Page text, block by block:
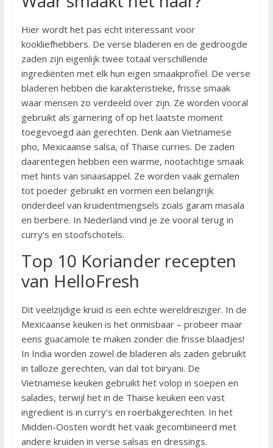
Hier wordt het pas echt interessant voor
kookliefhebbers. De verse bladeren en de gedroogde
zaden zijn eigenlijk twee totaal verschillende
ingrediënten met elk hun eigen smaakprofiel. De verse
bladeren hebben die karakteristieke, frisse smaak
waar mensen zo verdeeld over zijn. Ze worden vooral
gebruikt als garnering of op het laatste moment
toegevoegd aan gerechten. Denk aan Vietnamese
pho, Mexicaanse salsa, of Thaise curries. De zaden
daarentegen hebben een warme, nootachtige smaak
met hints van sinaasappel. Ze worden vaak gemalen
tot poeder gebruikt en vormen een belangrijk
onderdeel van kruidentmengsels zoals garam masala
en berbere. In Nederland vind je ze vooral terug in
curry’s en stoofschotels.
Top 10 Koriander recepten
van HelloFresh
Dit veelzijdige kruid is een echte wereldreiziger. In de
Mexicaanse keuken is het onmisbaar – probeer maar
eens guacamole te maken zonder die frisse blaadjes!
In India worden zowel de bladeren als zaden gebruikt
in talloze gerechten, van dal tot biryani. De
Vietnamese keuken gebruikt het volop in soepen en
salades, terwijl het in de Thaise keuken een vast
ingredient is in curry’s en roerbakgerechten. In het
Midden-Oosten wordt het vaak gecombineerd met
andere kruiden in verse salsas en dressings.